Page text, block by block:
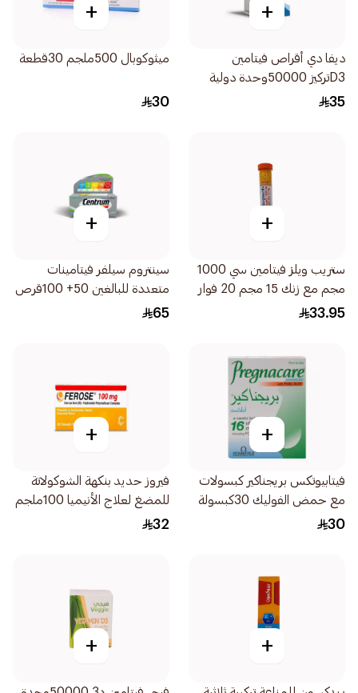
+
ديفا دي أقراص فيتامين
D3تركيز 50000وحدة دولية
8أقراص
35
+
ميثوكوبال 500ملجم 30قطعة
30
+
ستريب ويلز فيتامين سي 1000
مجم مع زنك 15 مجم 20 فوار
56جرام
33.95
+
سينتروم سيلفر فيتامينات
متعددة للبالغين 50+ 100قرص
65
+
فيتابيوتكس بريجناكير كبسولات
مع حمض الفوليك 30كبسولة
30
+
فيروز حديد بنكهة الشوكولاتة
للمضغ لعلاج الأنيميا 100ملجم
30قرص
32
+
+